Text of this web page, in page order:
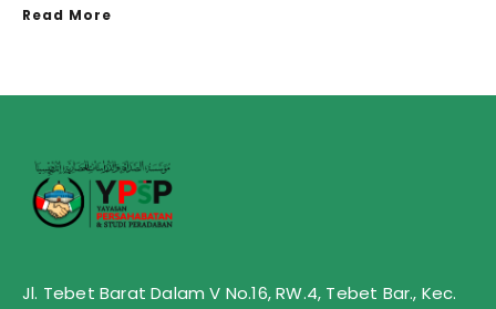
Read More
Jl. Tebet Barat Dalam V No.16, RW.4, Tebet Bar., Kec.